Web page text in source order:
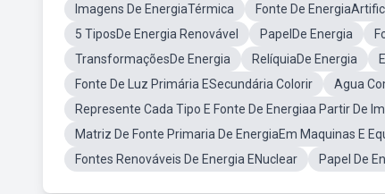
Imagens De EnergiaTérmica
Fonte De
5 TiposDe Energia Renovável
PapelDe Energia
TransformaçõesDe Energia
RelíquiaDe Energia
Fonte De Luz Primária ESecundária Colorir
Agua
Represente Cada Tipo E Fonte De Energiaa Partir De
Matriz De Fonte Primaria De EnergiaEm Maquinas E
Fontes Renováveis De Energia ENuclear
Papel De